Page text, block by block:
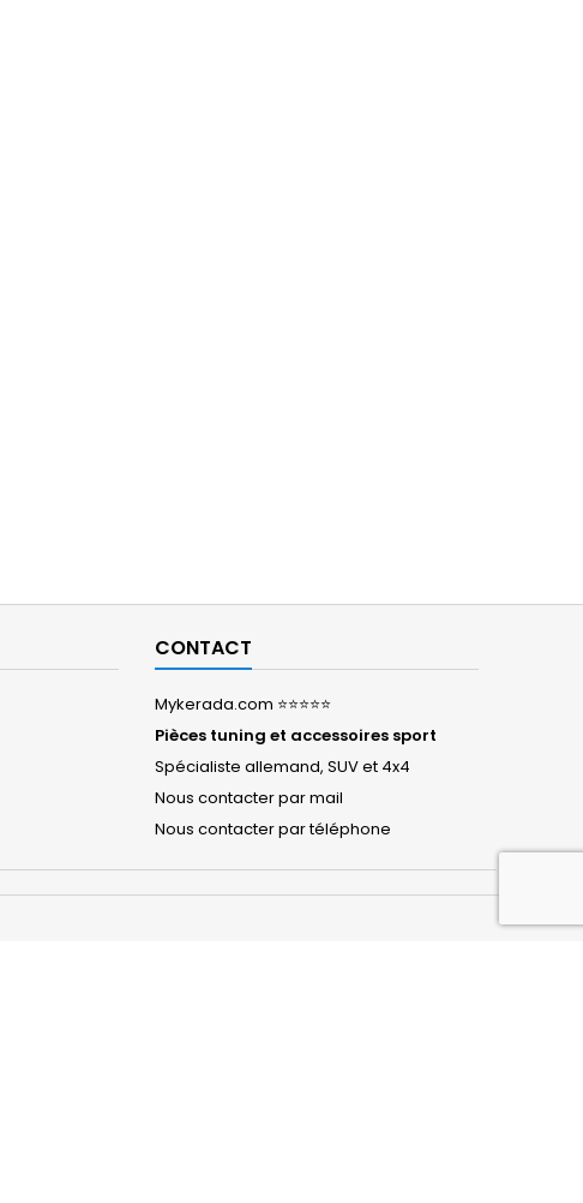
CONTACT
Mykerada.com ⭐⭐⭐⭐⭐
Pièces tuning et accessoires sport
Spécialiste allemand, SUV et 4x4
Nous contacter par mail
Nous contacter par téléphone